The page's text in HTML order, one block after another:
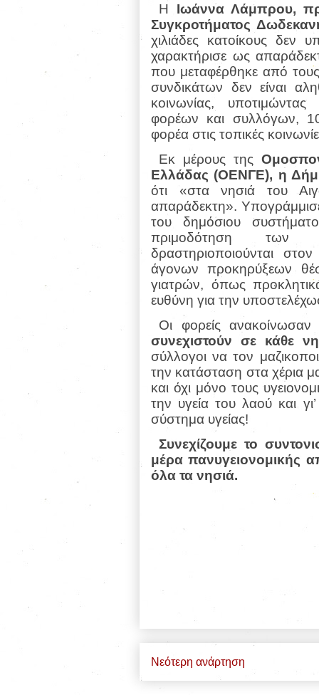
Η Ιωάννα Λάμπρου,
Συγκροτήματος
χιλιάδες κατοίκους δεν
χαρακτήρισε ως
που μεταφέρθηκε από
συνδικάτων δεν είναι
κοινωνίας,
φορέων και συλλόγων,
φορέα στις τοπικές
Εκ μέρους της
Ελλάδας (ΟΕΝΓΕ), η
ότι «στα νησιά του
απαράδεκτη».
του δημόσιου
πριμοδότηση των
δραστηριοποιούνται
άγονων προκηρύξεων
γιατρών, όπως
ευθύνη για την
Οι φορείς
συνεχιστούν σε κάθε
σύλλογοι να τον
την κατάσταση στα χέρια
και όχι μόνο τους
την υγεία του λαού και
σύστημα υγείας!
Συνεχίζουμε το
μέρα πανυγειονομικής
όλα τα νησιά.
Νεότερη ανάρτηση